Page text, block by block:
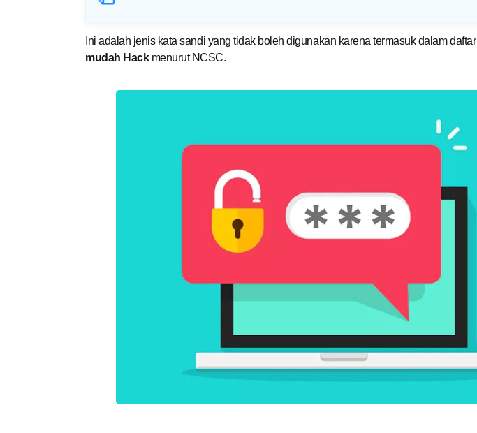
Ini adalah jenis kata sandi yang tidak boleh digunakan karena termasuk dalam daftar
mudah Hack menurut NCSC.